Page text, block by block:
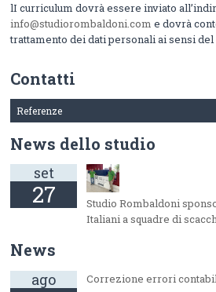
lI curriculum dovrà essere inviato
info@studiorombaldoni.com e dovrà
trattamento dei dati personali ai sensi del
Contatti
Referenze
News dello studio
set
27
Studio Rombaldoni
Italiani a squadre di
News
ago
Correzione errori